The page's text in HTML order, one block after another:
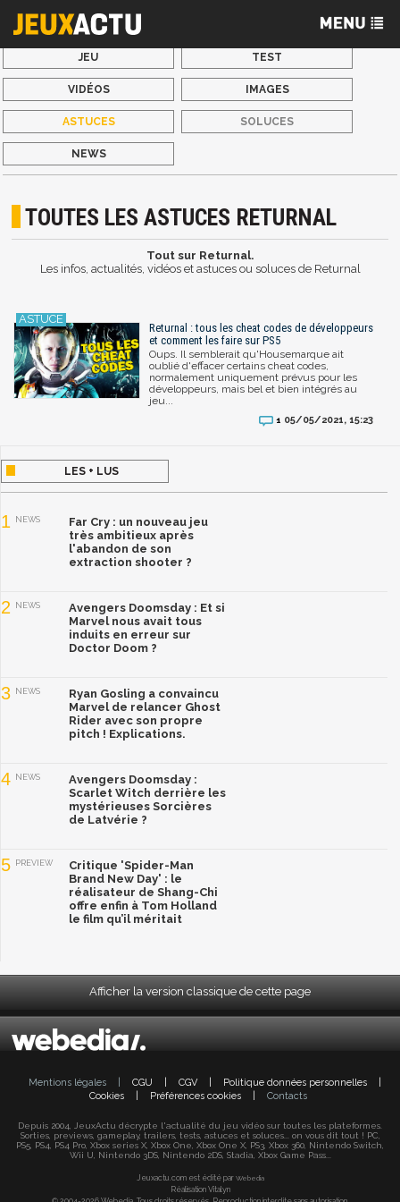
JEU TEST
VIDÉOS IMAGES
ASTUCES SOLUCES
NEWS
TOUTES LES ASTUCES RETURNAL
Tout sur Returnal.
Les infos, actualités, vidéos et astuces ou soluces de Returnal
Returnal : tous les cheat codes de développeurs
et comment les faire sur PS5
Oups. Il semblerait qu'Housemarque ait
oublié d'effacer certains cheat codes,
normalement uniquement prévus pour les
développeurs, mais bel et bien intégrés au
jeu...
1 05/05/2021, 15:23
LES + LUS
1 NEWS
Far Cry : un nouveau jeu
très ambitieux après
l'abandon de son
extraction shooter ?
2 NEWS
Avengers Doomsday : Et si
Marvel nous avait tous
induits en erreur sur
Doctor Doom ?
3 NEWS
Ryan Gosling a convaincu
Marvel de relancer Ghost
Rider avec son propre
pitch ! Explications.
4 NEWS
Avengers Doomsday :
Scarlet Witch derrière les
mystérieuses Sorcières
de Latvérie ?
5 PREVIEW
Critique 'Spider-Man
Brand New Day' : le
réalisateur de Shang-Chi
offre enfin à Tom Holland
le film qu’il méritait
Afficher la version classique de cette page
Mentions légales CGU CGV Politique données personnelles
Cookies
Préférences cookies Contacts
Depuis 2004, JeuxActu décrypte l'actualité du jeu vidéo sur toutes les plateformes.
Sorties, previews, gameplay, trailers, tests, astuces et soluces... on vous dit tout ! PC,
PS5, PS4, PS4 Pro, Xbox series X, Xbox One, Xbox One X, PS3, Xbox 360, Nintendo Switch,
Wii U, Nintendo 3DS, Nintendo 2DS, Stadia, Xbox Game Pass...
Jeuxactu.com est édité par Webedia
Réalisation Vitalyn